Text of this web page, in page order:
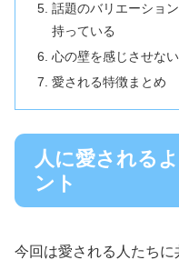
話題のバリエーショ
持っている
心の壁を感じさせな
愛される特徴まとめ
人に愛される
ント
今回は愛される人たち